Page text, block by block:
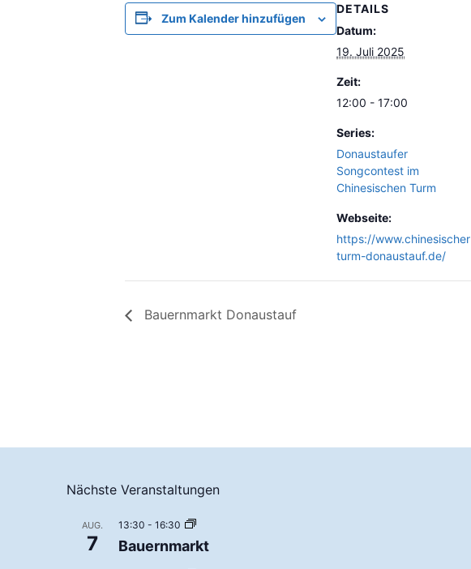
Zum Kalender hinzufügen
DETAILS
Datum:
19. Juli 2025
Zeit:
12:00 - 17:00
Series:
Donaustaufer
Songcontest im
Chinesischen Turm
Webseite:
https://www.chinesischer
turm-donaustauf.de/
Bauernmarkt Donaustauf
Nächste Veranstaltungen
AUG.
7
13:30 - 16:30
Bauernmarkt